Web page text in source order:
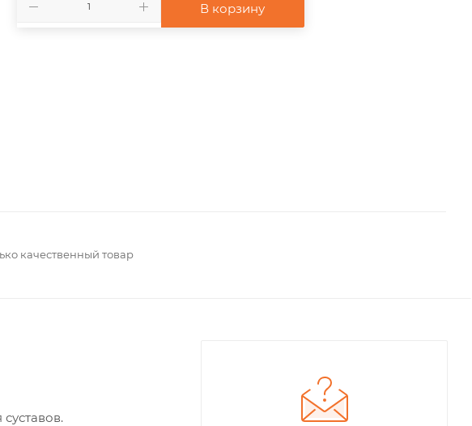
В корзину
качественный товар